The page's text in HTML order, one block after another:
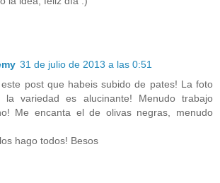
31 de julio de 2013 a las 0:51
post que habeis subido de pates! La foto
variedad es alucinante! Menudo trabajo
Me encanta el de olivas negras, menudo
hago todos! Besos